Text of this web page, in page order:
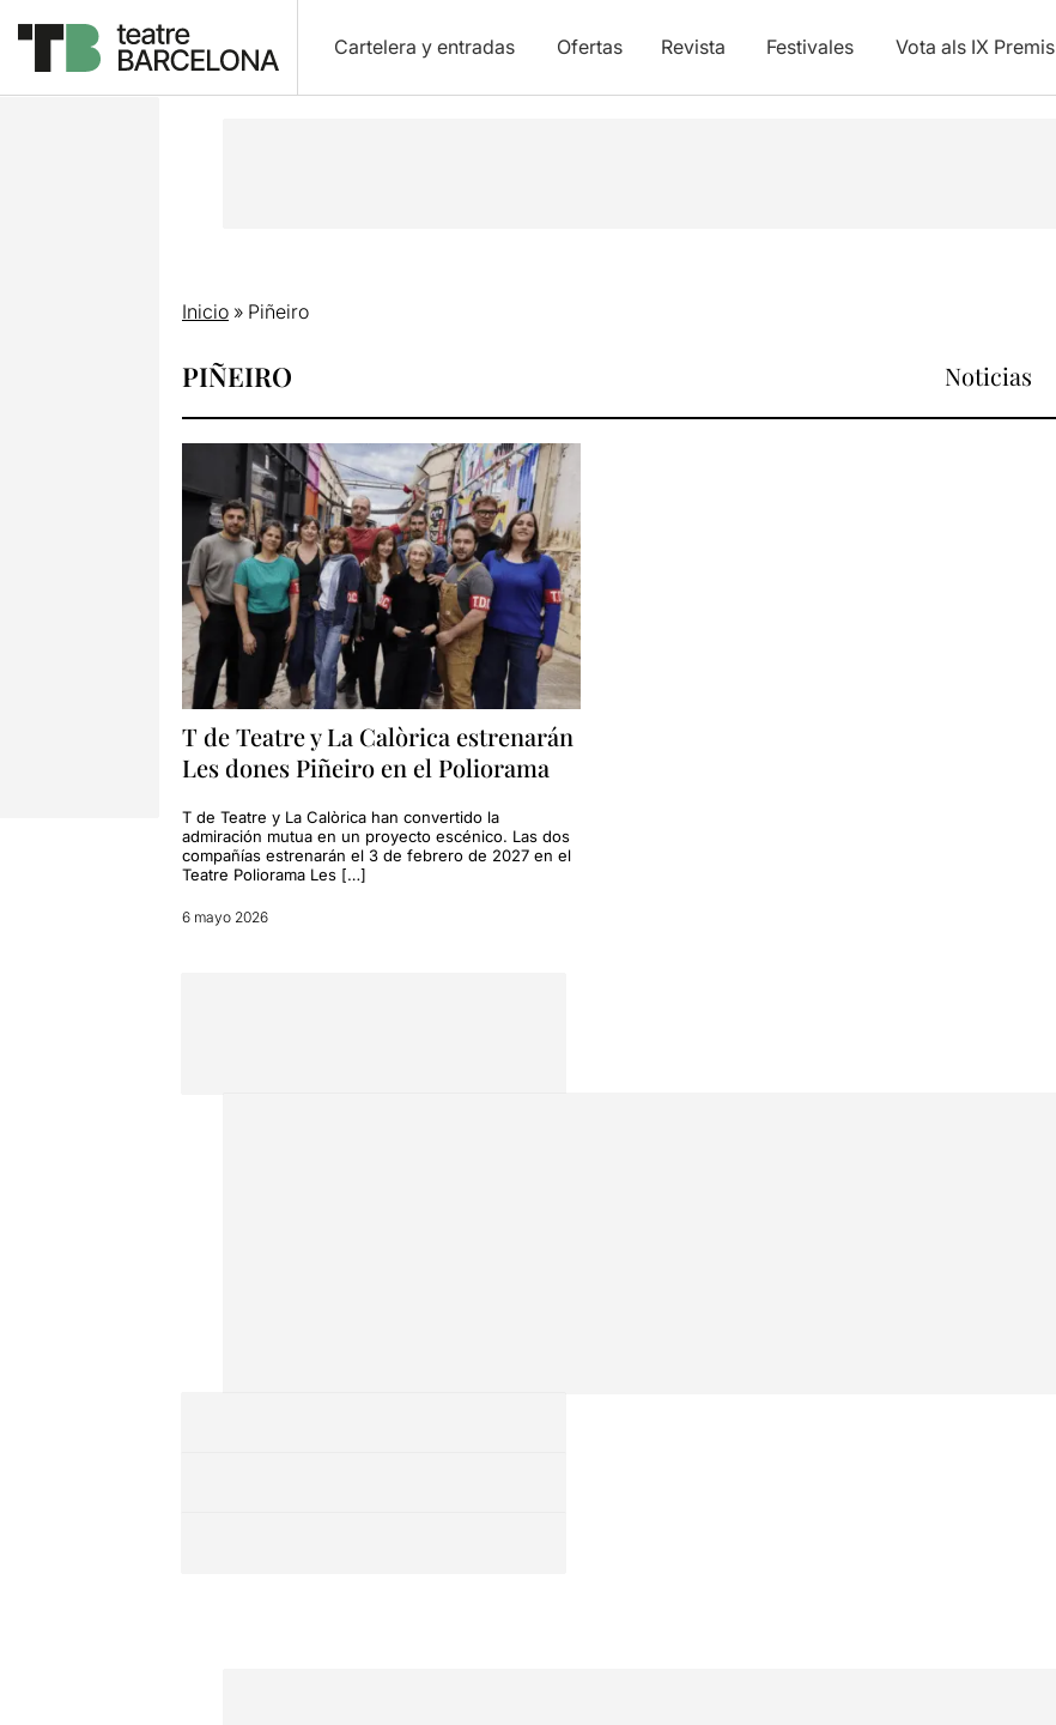
Cartelera y entradas Ofertas Revista Festivales Vota als IX Premis
Inicio» Piñeiro
PIÑEIRO Noticias
T de Teatre y La Calòrica estrenarán
Les dones Piñeiro en el Poliorama
T de Teatre y La Calòrica han convertido la
admiración mutua en un proyecto escénico. Las dos
compañías estrenarán el 3 de febrero de 2027 en el
Teatre Poliorama Les […]
6 mayo 2026